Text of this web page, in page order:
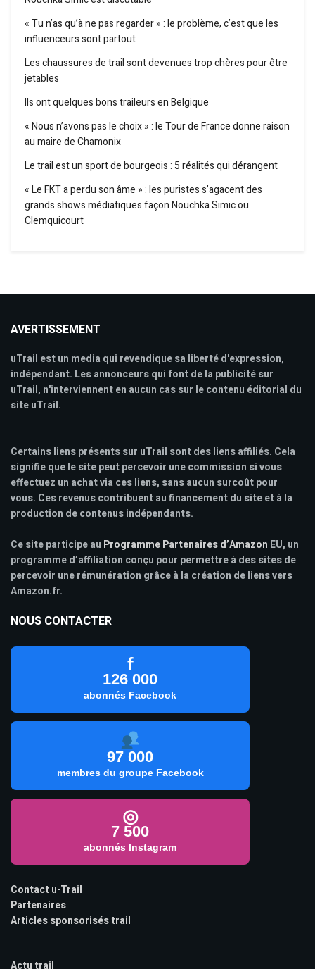
« Tu n’as qu’à ne pas regarder » : le problème, c’est que les
influenceurs sont partout
Les chaussures de trail sont devenues trop chères pour être
jetables
Ils ont quelques bons traileurs en Belgique
« Nous n’avons pas le choix » : le Tour de France donne raison
au maire de Chamonix
Le trail est un sport de bourgeois : 5 réalités qui dérangent
« Le FKT a perdu son âme » : les puristes s’agacent des
grands shows médiatiques façon Nouchka Simic ou
Clemquicourt
AVERTISSEMENT
uTrail est un media qui revendique sa liberté d'expression,
indépendant. Les annonceurs qui font de la publicité sur
uTrail, n'interviennent en aucun cas sur le contenu éditorial du
site uTrail.
Certains liens présents sur uTrail sont des liens affiliés. Cela
signifie que le site peut percevoir une commission si vous
effectuez un achat via ces liens, sans aucun surcoût pour
vous. Ces revenus contribuent au financement du site et à la
production de contenus indépendants.
Ce site participe au Programme Partenaires d’Amazon EU, un
programme d’affiliation conçu pour permettre à des sites de
percevoir une rémunération grâce à la création de liens vers
Amazon.fr.
NOUS CONTACTER
f
126 000
abonnés Facebook
97 000
membres du groupe Facebook
◎
7 500
abonnés Instagram
Contact u-Trail
Partenaires
Articles sponsorisés trail